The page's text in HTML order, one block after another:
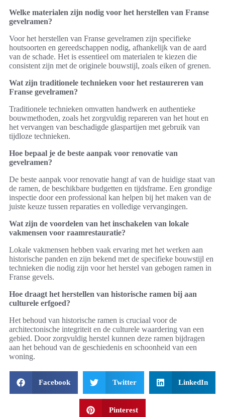
Welke materialen zijn nodig voor het herstellen van Franse
gevelramen?
Voor het herstellen van Franse gevelramen zijn specifieke
houtsoorten en gereedschappen nodig, afhankelijk van de aard
van de schade. Het is essentieel om materialen te kiezen die
consistent zijn met de originele bouwstijl, zoals eiken of grenen.
Wat zijn traditionele technieken voor het restaureren van
Franse gevelramen?
Traditionele technieken omvatten handwerk en authentieke
bouwmethoden, zoals het zorgvuldig repareren van het hout en
het vervangen van beschadigde glaspartijen met gebruik van
tijdloze technieken.
Hoe bepaal je de beste aanpak voor renovatie van
gevelramen?
De beste aanpak voor renovatie hangt af van de huidige staat van
de ramen, de beschikbare budgetten en tijdsframe. Een grondige
inspectie door een professional kan helpen bij het maken van de
juiste keuze tussen reparaties en volledige vervangingen.
Wat zijn de voordelen van het inschakelen van lokale
vakmensen voor raamrestauratie?
Lokale vakmensen hebben vaak ervaring met het werken aan
historische panden en zijn bekend met de specifieke bouwstijl en
technieken die nodig zijn voor het herstel van gebogen ramen in
Franse gevels.
Hoe draagt het herstellen van historische ramen bij aan
culturele erfgoed?
Het behoud van historische ramen is cruciaal voor de
architectonische integriteit en de culturele waardering van een
gebied. Door zorgvuldig herstel kunnen deze ramen bijdragen
aan het behoud van de geschiedenis en schoonheid van een
woning.
Facebook Twitter LinkedIn
Pinterest